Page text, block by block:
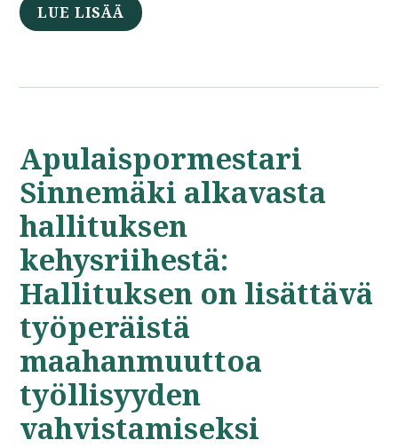
LUE LISÄÄ
Apulaispormestari
Sinnemäki alkavasta
hallituksen
kehysriihestä:
Hallituksen on lisättävä
työperäistä
maahanmuuttoa
työllisyyden
vahvistamiseksi